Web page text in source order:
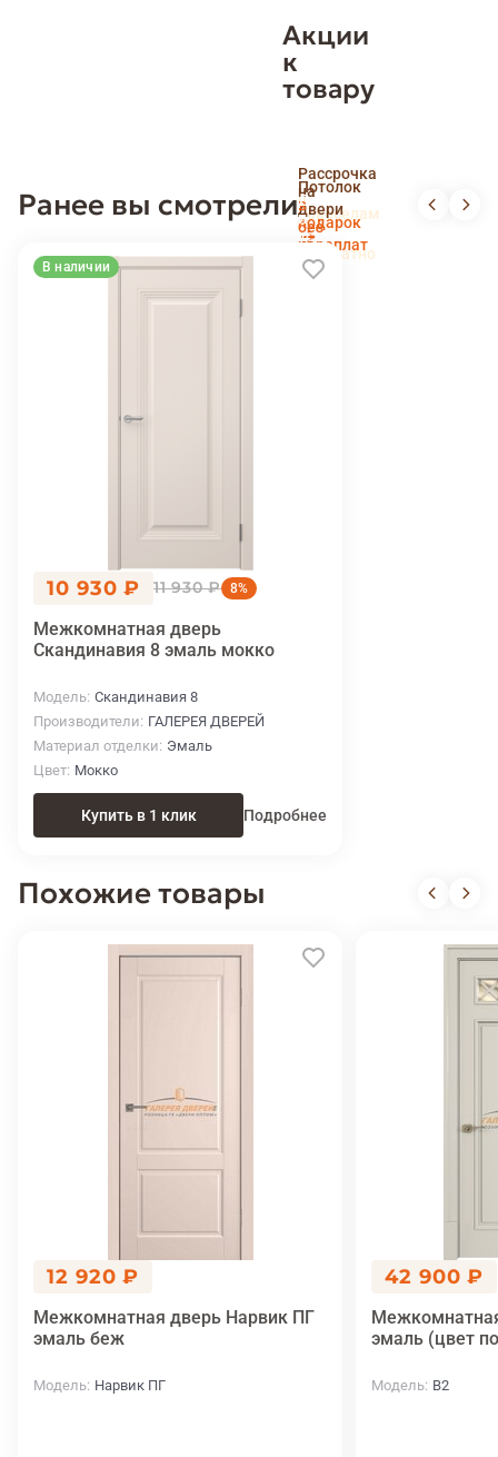
Акции
к
товару
пенсионерам
и
новоселам
Рассрочка
на
двери
без
переплат
Потолок
в
подарок
Доставка
и
установка
беслпатно
Ранее вы смотрели
В наличии
10 930 ₽ 11 930 ₽ 8%
Межкомнатная дверь
Скандинавия 8 эмаль мокко
Модель Скандинавия 8
Производители ГАЛЕРЕЯ ДВЕРЕЙ
Материал отделки Эмаль
Цвет Мокко
Купить в 1 клик Подробнее
Похожие товары
12 920 ₽
Межкомнатная дверь Нарвик ПГ
эмаль беж
Модель Нарвик ПГ
42 900 ₽
эмаль (цвет
Модель B2